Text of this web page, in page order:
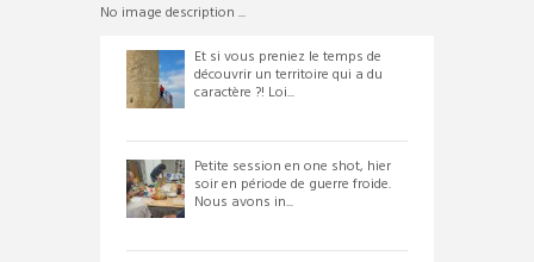
No image description ...
Et si vous preniez le temps de
découvrir un territoire qui a du
caractère ?! Loi...
Petite session en one shot, hier
soir en période de guerre froide.
Nous avons in...